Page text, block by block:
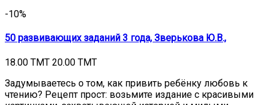
-10%
50 развивающих заданий 3 года, Зверькова Ю.В.,
18.00 TMT 20.00 TMT
Задумываетесь о том, как привить ребёнку любовь к
чтению? Рецепт прост: возьмите издание с красивыми